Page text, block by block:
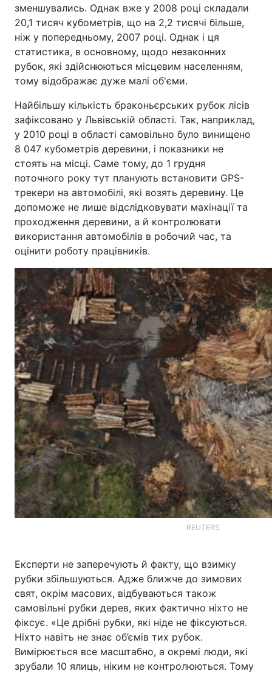
зменшувались. Однак вже у 2008 році складали
20,1 тисяч кубометрів, що на 2,2 тисячі більше,
ніж у попередньому, 2007 році. Однак і ця
статистика, в основному, щодо незаконних
рубок, які здійснюються місцевим населенням,
тому відображає дуже малі об'єми.
Найбільшу кількість браконьєрських рубок лісів
зафіксовано у Львівській області. Так, наприклад,
у 2010 році в області самовільно було винищено
8 047 кубометрів деревини, і показники не
стоять на місці. Саме тому, до 1 грудня
поточного року тут планують встановити GPS-
трекери на автомобілі, які возять деревину. Це
допоможе не лише відслідковувати махінації та
проходження деревини, а й контролювати
використання автомобілів в робочий час, та
оцінити роботу працівників.
REUTERS
Експерти не заперечують й факту, що взимку
рубки збільшуються. Адже ближче до зимових
свят, окрім масових, відбуваються також
самовільні рубки дерев, яких фактично ніхто не
фіксує. «Це дрібні рубки, які ніде не фіксуються.
Ніхто навіть не знає об’ємів тих рубок.
Вимірюється все масштабно, а окремі люди, які
зрубали 10 ялиць, ніким не контролюються. Тому